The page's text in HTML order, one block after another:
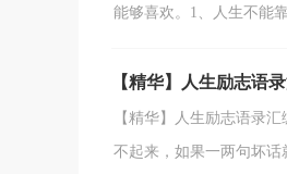
能够喜欢。1、人生不能
【精华】人生励志语
【精华】人生励志语录
不起来，如果一两句坏